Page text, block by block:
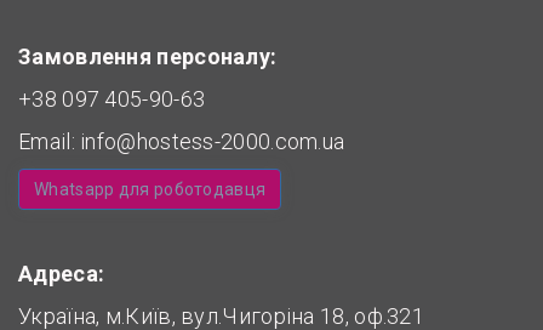
Замовлення персоналу:
+38 097 405-90-63
Email: info@hostess-2000.com.ua
Whatsapp для роботодавця
Адреса:
Україна, м.Київ, вул.Чигоріна 18, оф.321